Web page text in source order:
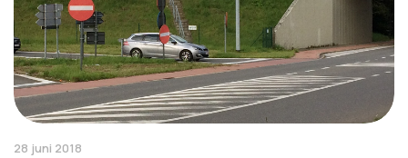
28 juni 2018